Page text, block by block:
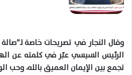
وقال النجار في تصريحات خاصة لـ”صالة
الرئيس السيسي عبّر في كلمته عن
تجمع بين الإيمان العميق بالله، وحب